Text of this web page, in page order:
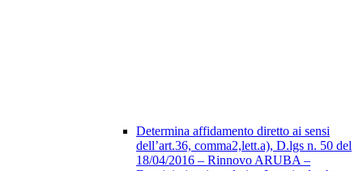
Determina affidamento diretto ai sensi
dell’art.36, comma2,lett.a), D.lgs n. 50 del
18/04/2016 – Rinnovo ARUBA –